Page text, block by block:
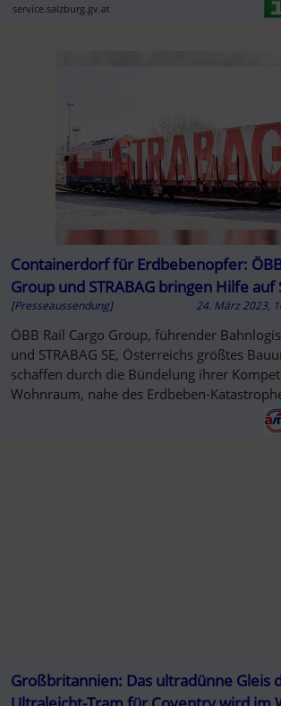
service.salzburg.gv.at
Containerdorf für Erdbebenopfer:
Group und STRABAG bringen Hilfe auf
[Presseaussendung] 24. März 2023,
ÖBB Rail Cargo Group, führender
und STRABAG SE, Österreichs größtes
schaffen durch die Bündelung ihrer
Wohnraum, nahe des Erdbeben-
Großbritannien: Das ultradünne Gleis